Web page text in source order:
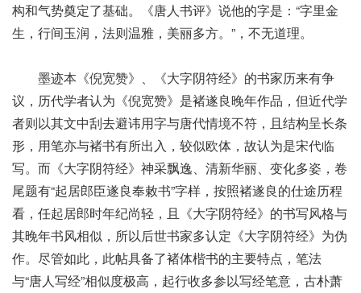
构和气势奠定了基础。《唐人书评》说他的字是：“字里金
生，行间玉润，法则温雅，美丽多方。”，不无道理。
墨迹本《倪宽赞》、《大字阴符经》的书家历来有争
议，历代学者认为《倪宽赞》是褚遂良晚年作品，但近代学
者则以其文中刮去避讳用字与唐代情境不符，且结构呈长条
形，用笔亦与褚书有所出入，较似欧体，故认为是宋代临
写。而《大字阴符经》神采飘逸、清新华丽、变化多姿，卷
尾题有“起居郎臣遂良奉敕书”字样，按照褚遂良的仕途历程
看，任起居郎时年纪尚轻，且《大字阴符经》的书写风格与
其晚年书风相似，所以后世书家多认定《大字阴符经》为伪
作。尽管如此，此帖具备了褚体楷书的主要特点，笔法
与“唐人写经”相似度极高，起行收多参以写经笔意，古朴萧